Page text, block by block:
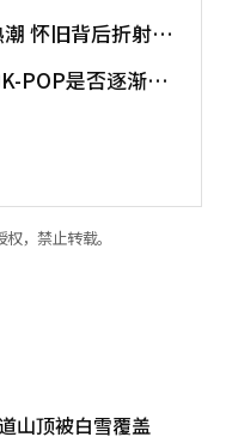
怀旧背后折射经
POP是否逐渐淡
，禁止转载。
山顶被白雪覆盖